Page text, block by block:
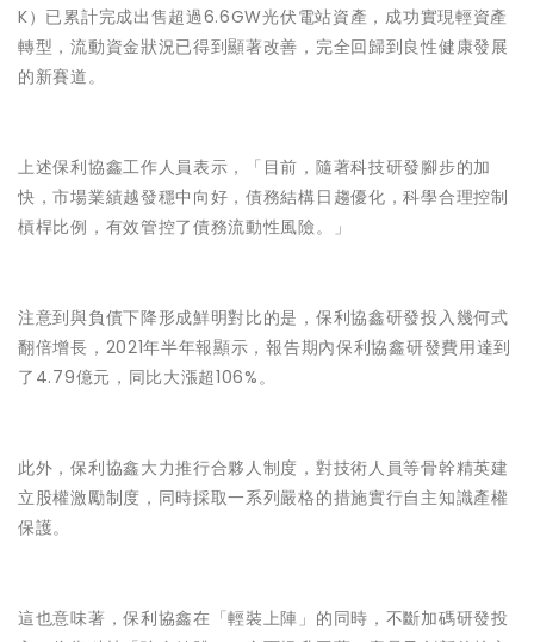
K）已累計完成出售超過6.6GW光伏電站資產，成功實現輕資產
轉型，流動資金狀況已得到顯著改善，完全回歸到良性健康發展
的新賽道。
上述保利協鑫工作人員表示，「目前，隨著科技研發腳步的加
快，市場業績越發穩中向好，債務結構日趨優化，科學合理控制
槓桿比例，有效管控了債務流動性風險。」
注意到與負債下降形成鮮明對比的是，保利協鑫研發投入幾何式
翻倍增長，2021年半年報顯示，報告期內保利協鑫研發費用達到
了4.79億元，同比大漲超106%。
此外，保利協鑫大力推行合夥人制度，對技術人員等骨幹精英建
立股權激勵制度，同時採取一系列嚴格的措施實行自主知識產權
保護。
這也意味著，保利協鑫在「輕裝上陣」的同時，不斷加碼研發投